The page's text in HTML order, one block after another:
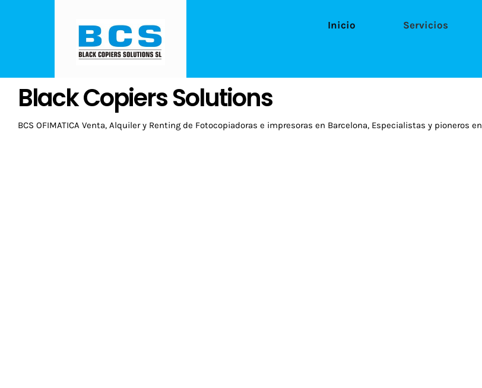
Inicio Servicios
Black Copiers Solutions
BCS OFIMATICA Venta, Alquiler y Renting de Fotocopiadoras e impresoras en Barcelona, Especialistas y pioneros